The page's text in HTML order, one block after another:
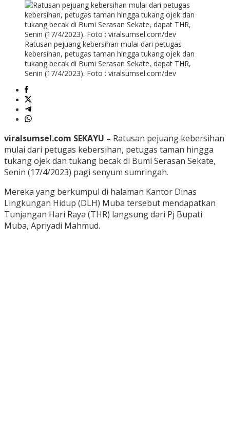
Ratusan pejuang kebersihan mulai dari petugas
kebersihan, petugas taman hingga tukang ojek dan
tukang becak di Bumi Serasan Sekate, dapat THR,
Senin (17/4/2023). Foto : viralsumsel.com/dev
viralsumsel.com SEKAYU – Ratusan pejuang kebersihan
mulai dari petugas kebersihan, petugas taman hingga
tukang ojek dan tukang becak di Bumi Serasan Sekate,
Senin (17/4/2023) pagi senyum sumringah.
Mereka yang berkumpul di halaman Kantor Dinas
Lingkungan Hidup (DLH) Muba tersebut mendapatkan
Tunjangan Hari Raya (THR) langsung dari Pj Bupati
Muba, Apriyadi Mahmud.